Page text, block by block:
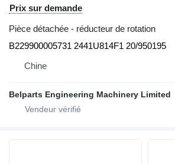
Prix sur demande
Pièce détachée - réducteur de rotation
B229900005731 2441U814F1 20/950195
Chine
Belparts Engineering Machinery Limited